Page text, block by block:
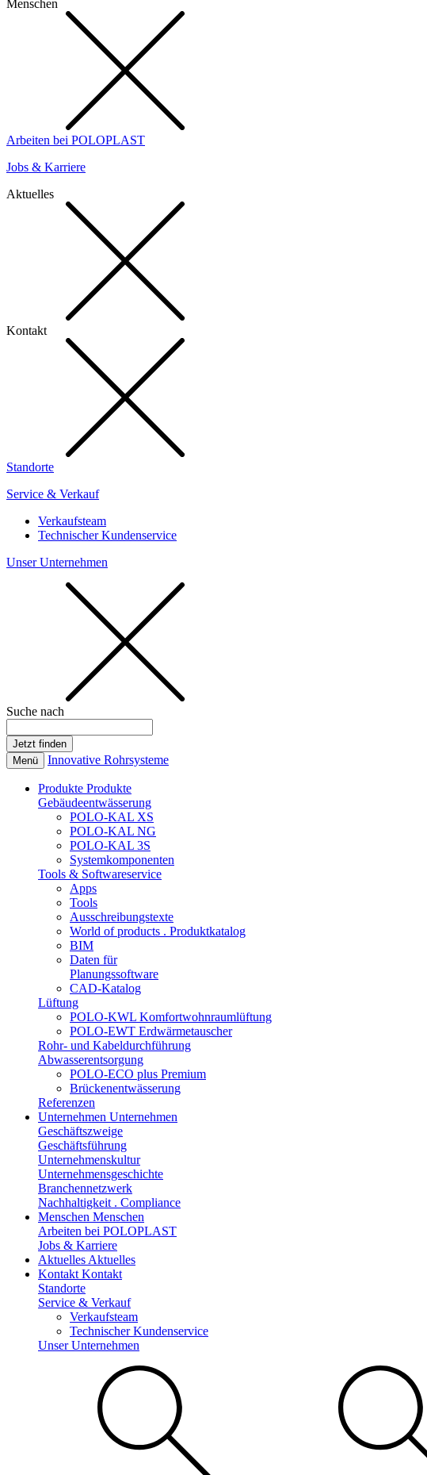
Menschen
Arbeiten bei POLOPLAST
Jobs & Karriere
Aktuelles
Kontakt
Standorte
Service & Verkauf
Verkaufsteam
Technischer Kundenservice
Unser Unternehmen
Suche nach
Menü Innovative Rohrsysteme
Produkte Produkte
Gebäudeentwässerung
POLO-KAL XS
POLO-KAL NG
POLO-KAL 3S
Systemkomponenten
Tools & Softwareservice
Apps
Tools
Ausschreibungstexte
World of products . Produktkatalog
BIM
Daten für
Planungssoftware
CAD-Katalog
Lüftung
POLO-KWL Komfortwohnraumlüftung
POLO-EWT Erdwärmetauscher
Rohr- und Kabeldurchführung
Abwasserentsorgung
POLO-ECO plus Premium
Brückenentwässerung
Referenzen
Unternehmen Unternehmen
Geschäftszweige
Geschäftsführung
Unternehmenskultur
Unternehmensgeschichte
Branchennetzwerk
Nachhaltigkeit . Compliance
Menschen Menschen
Arbeiten bei POLOPLAST
Jobs & Karriere
Aktuelles Aktuelles
Kontakt Kontakt
Standorte
Service & Verkauf
Verkaufsteam
Technischer Kundenservice
Unser Unternehmen